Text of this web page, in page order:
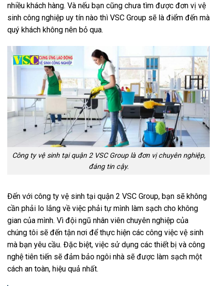
nhiều khách hàng. Và nếu bạn cũng chưa tìm được đơn vị vệ
sinh công nghiệp uy tín nào thì VSC Group sẽ là điểm đến mà
quý khách không nên bỏ qua.
Công ty vệ sinh tại quận 2 VSC Group là đơn vị chuyên nghiệp,
đáng tin cậy.
Đến với công ty vệ sinh tại quận 2 VSC Group, bạn sẽ không
cần phải lo lắng về việc phải tự mình làm sạch cho không
gian của mình. Vì đội ngũ nhân viên chuyên nghiệp của
chúng tôi sẽ đến tận nơi để thực hiện các công việc vệ sinh
mà bạn yêu cầu. Đặc biệt, việc sử dụng các thiết bị và công
nghệ tiên tiến sẽ đảm bảo ngôi nhà sẽ được làm sạch một
cách an toàn, hiệu quả nhất.